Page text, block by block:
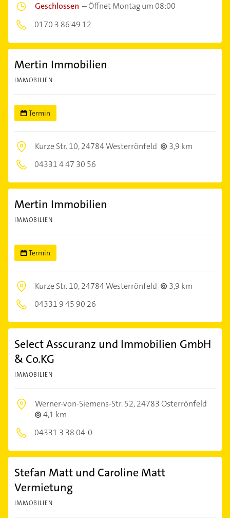
Geschlossen –Öffnet Montag um 08:00
0170 3 86 49 12
Mertin Immobilien
IMMOBILIEN
Termin
Kurze Str. 10,24784 Westerrönfeld
3,9 km
04331 4 47 30 56
Mertin Immobilien
IMMOBILIEN
Termin
Kurze Str. 10,24784 Westerrönfeld
3,9 km
04331 9 45 90 26
Select Asscuranz und Immobilien GmbH
& Co.KG
IMMOBILIEN
Werner-von-Siemens-Str. 52,24783 Osterrönfeld
4,1 km
04331 3 38 04-0
Stefan Matt und Caroline Matt
Vermietung
IMMOBILIEN